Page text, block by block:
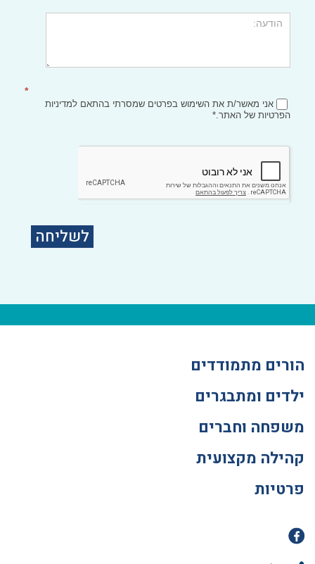
*
אני מאשר/ת את השימוש בפרטים שמסרתי בהתאם למדיניות
הפרטיות של האתר.*
לשליחה
הורים מתמודדים
ילדים ומתבגרים
משפחה וחברים
קהילה מקצועית
פרטיות